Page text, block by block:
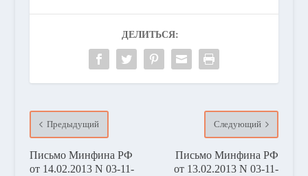
ДЕЛИТЬСЯ:
Предыдущий
Письмо Минфина РФ
от 14.02.2013 N 03-11-
Следующий
Письмо Минфина РФ
от 13.02.2013 N 03-11-